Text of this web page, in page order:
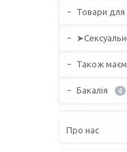
Товари для
Також
Бакалія 4
Про нас